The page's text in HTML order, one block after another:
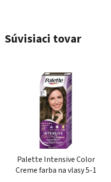
Súvisiaci tovar
Palette Intensive Color
Creme farba na vlasy 5-1